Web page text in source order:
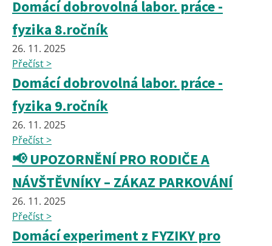
Domácí dobrovolná labor. práce -
fyzika 8.ročník
26. 11. 2025
Přečíst >
Domácí dobrovolná labor. práce -
fyzika 9.ročník
26. 11. 2025
Přečíst >
📢 UPOZORNĚNÍ PRO RODIČE A
NÁVŠTĚVNÍKY – ZÁKAZ PARKOVÁNÍ
26. 11. 2025
Přečíst >
Domácí experiment z FYZIKY pro